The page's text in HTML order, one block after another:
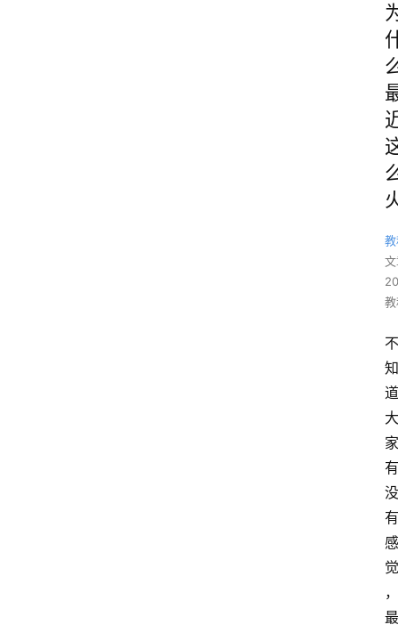
不
知
道
大
家
有
没
有
感
觉
，
最